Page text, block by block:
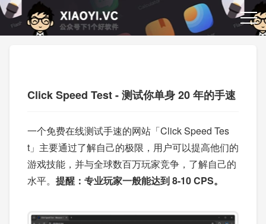
Click Speed Test - 测试你单身 20 年的手速
一个免费在线测试手速的网站「Click Speed Tes
t」主要通过了解自己的极限，用户可以提高他们的
游戏技能，并与全球数百万玩家竞争，了解自己的
水平。 提醒：专业玩家一般能达到 8-10 CPS。